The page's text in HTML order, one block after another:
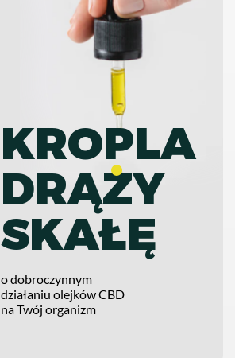
KROPLA
DRĄZY
SKAŁĘ
o dobroczynnym
działaniu olejków CBD
na Twój organizm